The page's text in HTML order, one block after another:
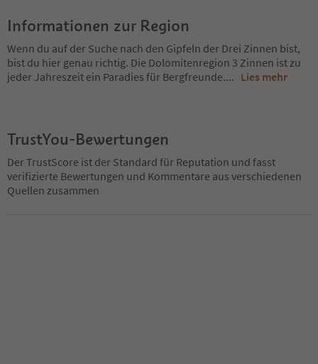
Informationen zur Region
Wenn du auf der Suche nach den Gipfeln der Drei Zinnen bist,
bist du hier genau richtig. Die Dolomitenregion 3 Zinnen ist zu
jeder Jahreszeit ein Paradies für Bergfreunde.... Lies mehr
TrustYou-Bewertungen
Der TrustScore ist der Standard für Reputation und fasst
verifizierte Bewertungen und Kommentare aus verschiedenen
Quellen zusammen